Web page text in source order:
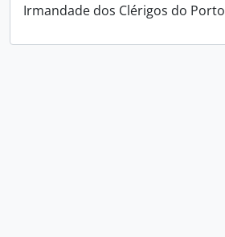
Irmandade dos Clérigos do Porto